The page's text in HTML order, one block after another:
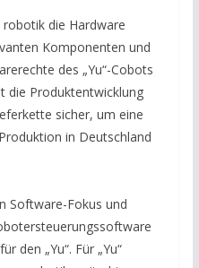
die Hardware
Komponenten und
des „Yu“-Cobots
die Produktentwicklung
sicher, um eine
in Deutschland
Software-Fokus und
den „Yu“. Für „Yu“